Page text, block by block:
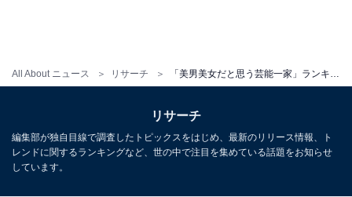
All About ニュース リサーチ
「父親と母親の華やかな雰囲気を受け継いでいて、
ルとして活躍しており、全体的にスタイルやビジュ
アルのレベルが高い芸能一家だと思います」（40代
男性／北海道）
リサーチ
編集部が独自目線で調査したトピックスをはじめ、最新のリリース情報、ト
レンドに関するランキングなど、世の中で注目を集めている話題をお知らせ
しています。